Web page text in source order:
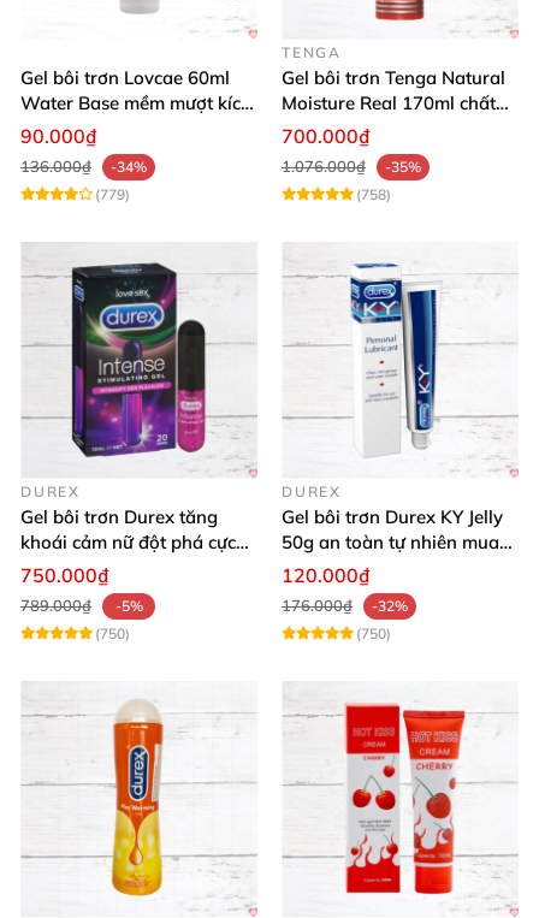
Gel bôi trơn Lovcae 60ml
Water Base mềm mượt kích
thích
90.000₫
136.000₫
-34%
(779)
TENGA
Gel bôi trơn Tenga Natural
Moisture Real 170ml chất
lượng cao mềm mượt an
700.000₫
1.076.000₫
-35%
(758)
DUREX
Gel bôi trơn Durex tăng
khoái cảm nữ đột phá cực
thích
750.000₫
789.000₫
-5%
(750)
DUREX
Gel bôi trơn Durex KY Jelly
50g an toàn tự nhiên mua
ngay
120.000₫
176.000₫
-32%
(750)